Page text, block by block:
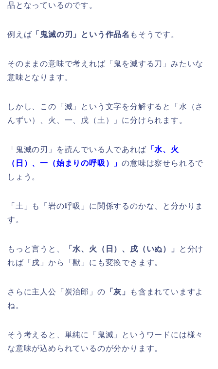
品となっているのです。
例えば 「鬼滅の刃」という作品名 もそうです。
そのままの意味で考えれば「鬼を滅する刀」みたいな
意味となります。
しかし、この「滅」という文字を分解すると「水（さ
んずい）、火、一、戊（土）」に分けられます。
「鬼滅の刃」を読んでいる人であれば 「水、火
（日）、一（始まりの呼吸）」の意味は察せられるで
しょう。
「土」も「岩の呼吸」に関係するのかな、と分かりま
す。
もっと言うと、 「水、火（日）、戌（いぬ）」
と分け
れば「戌」から「獣」にも変換できます。
さらに主人公「炭治郎」の 「灰」
も含まれていますよ
ね。
そう考えると、単純に「鬼滅」というワードには様々
な意味が込められているのが分かります。